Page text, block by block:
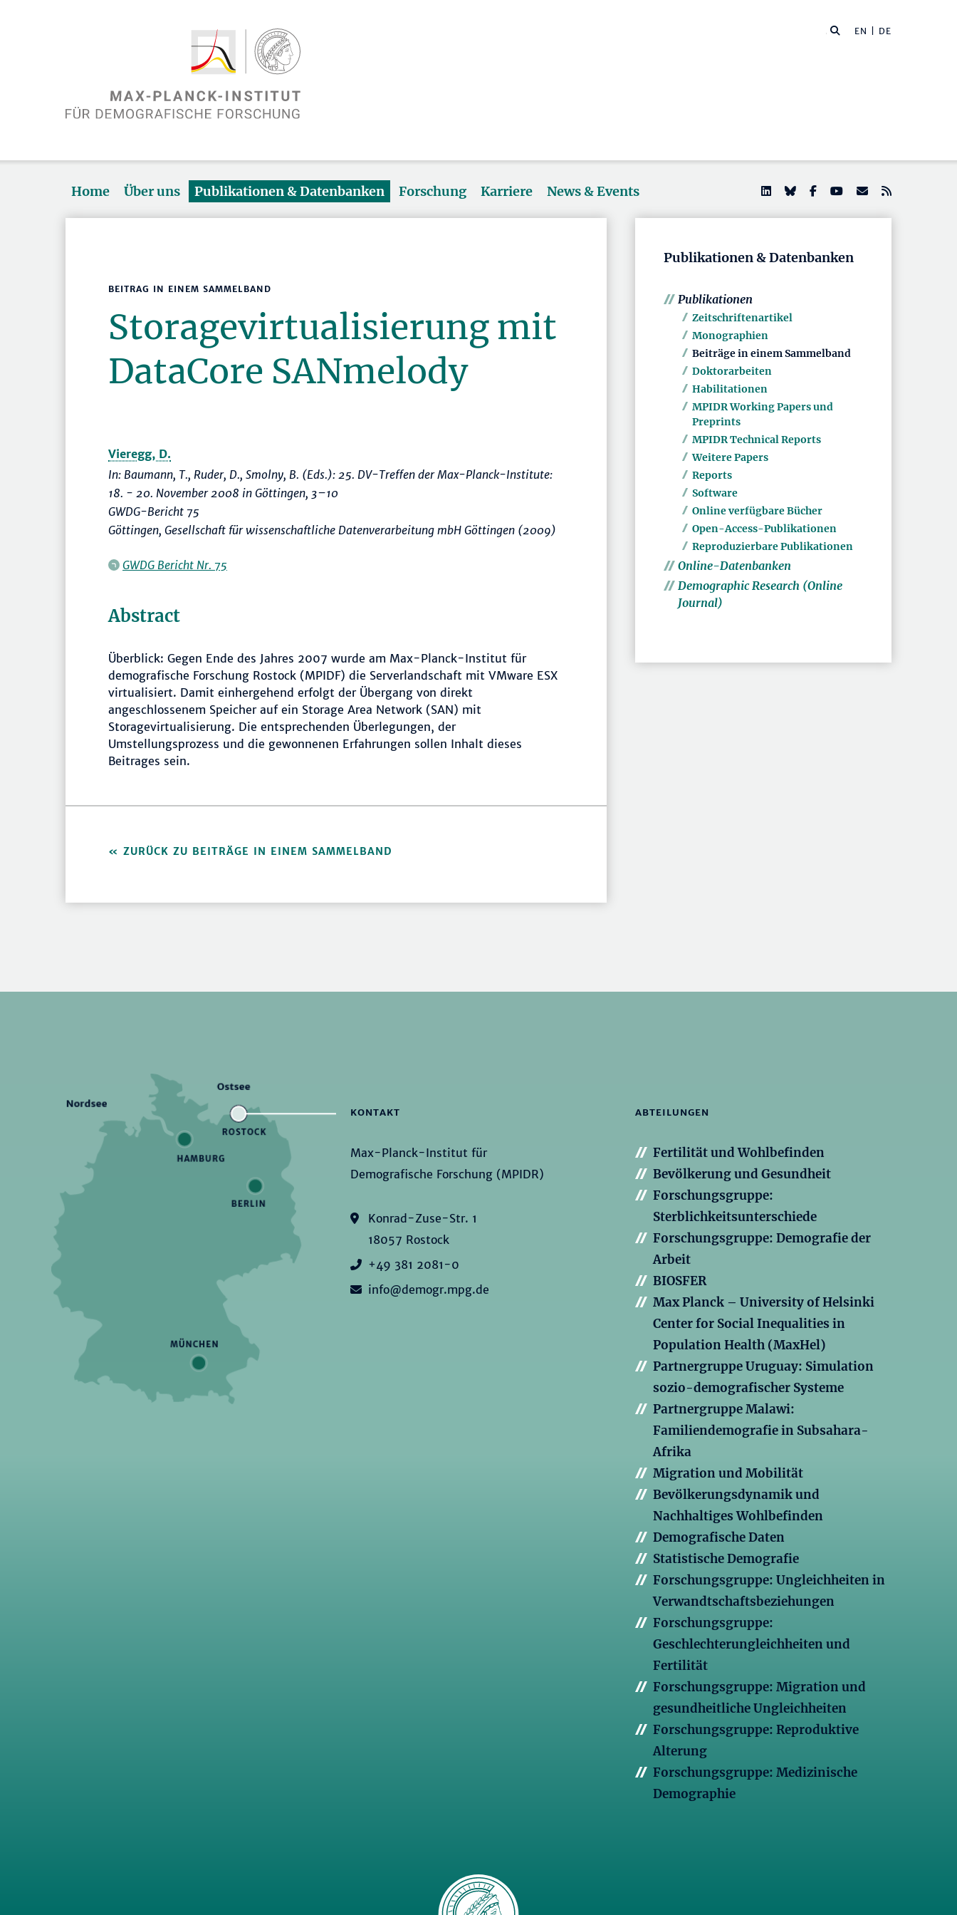
EN | DE
Home Über uns Publikationen & Datenbanken Forschung Karriere News & Events
BEITRAG IN EINEM SAMMELBAND
Storagevirtualisierung mit
DataCore SANmelody
Vieregg, D.
In: Baumann, T., Ruder, D., Smolny, B. (Eds.): 25. DV-Treffen der Max-Planck-Institute:
18. - 20. November 2008 in Göttingen, 3–10
GWDG-Bericht 75
Göttingen, Gesellschaft für wissenschaftliche Datenverarbeitung mbH Göttingen (2009)
GWDG Bericht Nr. 75
Abstract
Überblick: Gegen Ende des Jahres 2007 wurde am Max-Planck-Institut für
demografische Forschung Rostock (MPIDF) die Serverlandschaft mit VMware ESX
virtualisiert. Damit einhergehend erfolgt der Übergang von direkt
angeschlossenem Speicher auf ein Storage Area Network (SAN) mit
Storagevirtualisierung. Die entsprechenden Überlegungen, der
Umstellungsprozess und die gewonnenen Erfahrungen sollen Inhalt dieses
Beitrages sein.
ZURÜCK ZU BEITRÄGE IN EINEM SAMMELBAND
Publikationen & Datenbanken
Publikationen
Zeitschriftenartikel
Monographien
Beiträge in einem Sammelband
Doktorarbeiten
Habilitationen
MPIDR Working Papers und
Preprints
MPIDR Technical Reports
Weitere Papers
Reports
Software
Online verfügbare Bücher
Open-Access-Publikationen
Reproduzierbare Publikationen
Online-Datenbanken
Demographic Research (Online
Journal)
KONTAKT
Max-Planck-Institut für
Demografische Forschung (MPIDR)
Konrad-Zuse-Str. 1
18057 Rostock
+49 381 2081-0
info@demogr.mpg.de
ABTEILUNGEN
Fertilität und Wohlbefinden
Bevölkerung und Gesundheit
Forschungsgruppe:
Sterblichkeitsunterschiede
Forschungsgruppe: Demografie der
Arbeit
BIOSFER
Max Planck – University of Helsinki
Center for Social Inequalities in
Population Health (MaxHel)
Partnergruppe Uruguay: Simulation
sozio-demografischer Systeme
Partnergruppe Malawi:
Familiendemografie in Subsahara-
Afrika
Migration und Mobilität
Bevölkerungsdynamik und
Nachhaltiges Wohlbefinden
Demografische Daten
Statistische Demografie
Forschungsgruppe: Ungleichheiten in
Verwandtschaftsbeziehungen
Forschungsgruppe:
Geschlechterungleichheiten und
Fertilität
Forschungsgruppe: Migration und
gesundheitliche Ungleichheiten
Forschungsgruppe: Reproduktive
Alterung
Forschungsgruppe: Medizinische
Demographie